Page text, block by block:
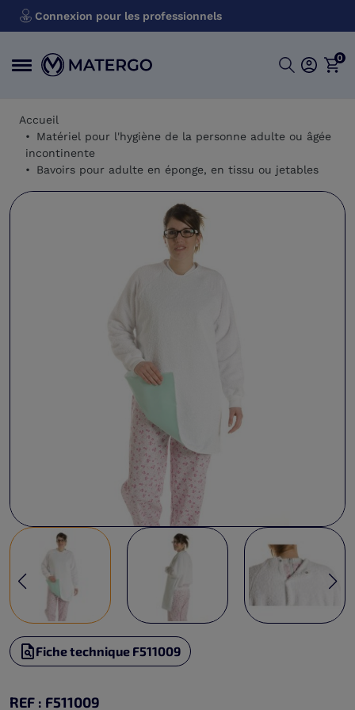
Connexion pour les professionnels
0
Accueil
Matériel pour l'hygiène de la personne adulte ou âgée
incontinente
Bavoirs pour adulte en éponge, en tissu ou jetables
Fiche technique F511009
REF : F511009